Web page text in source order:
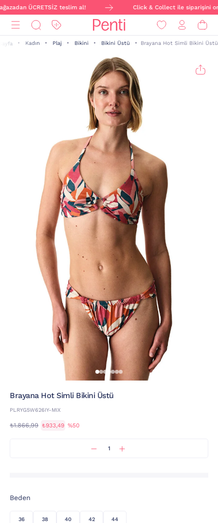
ÜCRETSİZ teslim al! Click & Collect ile siparişini
Kadın Plaj Bikini Bikini Üstü Brayana Hot Simli Bikini Üstü
Brayana Hot Simli Bikini Üstü
PLRYG5W626IY-MIX
₺1.866,99 ₺933,49 %50
Beden
36 38 40 42 44